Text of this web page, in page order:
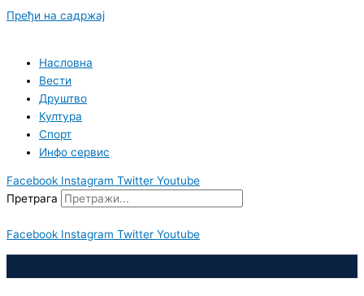
Пређи на садржај
Насловна
Вести
Друштво
Култура
Спорт
Инфо сервис
Facebook Instagram Twitter Youtube
Претрага
Facebook Instagram Twitter Youtube